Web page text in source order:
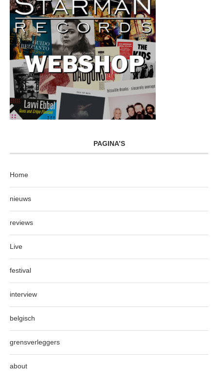
PAGINA’S
Home
nieuws
reviews
Live
festival
interview
belgisch
grensverleggers
about